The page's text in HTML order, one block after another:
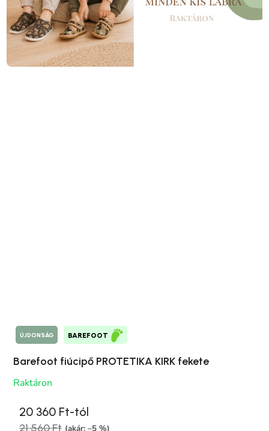
ÚJDONSÁG BAREFOOT
Barefoot fiúcipő PROTETIKA KIRK fekete
Raktáron
20 360 Ft-tól
21 560 Ft (akár: –5 %)